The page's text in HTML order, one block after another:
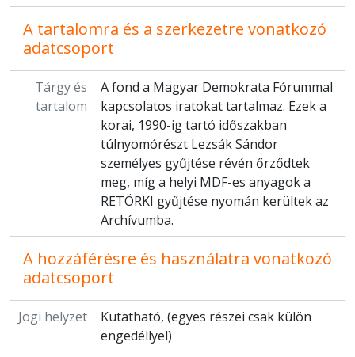
A tartalomra és a szerkezetre vonatkozó
adatcsoport
Tárgy és
tartalom
A fond a Magyar Demokrata Fórummal
kapcsolatos iratokat tartalmaz. Ezek a
korai, 1990-ig tartó időszakban
túlnyomórészt Lezsák Sándor
személyes gyűjtése révén őrződtek
meg, míg a helyi MDF-es anyagok a
RETÖRKI gyűjtése nyomán kerültek az
Archívumba.
A hozzáférésre és használatra vonatkozó
adatcsoport
Jogi helyzet
Kutatható, (egyes részei csak külön
engedéllyel)